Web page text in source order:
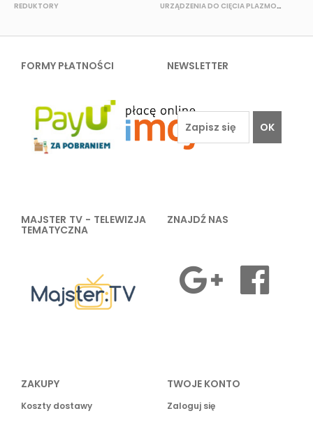
REDUKTORY
URZĄDZENIA DO CIĘCIA PLAZMOWEGO
FORMY PŁATNOŚCI NEWSLETTER
OK
MAJSTER TV - TELEWIZJA
TEMATYCZNA
ZNAJDŹ NAS
ZAKUPY
Koszty dostawy
TWOJE KONTO
Zaloguj się